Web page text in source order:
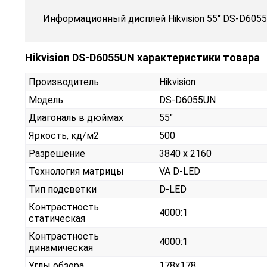
Информационный дисплей Hikvision 55" DS-
Hikvision DS-D6055UN характеристики товара
Производитель
Hikvision
Модель
DS-D6055UN
Диагональ в дюймах
55"
Яркость, кд/м2
500
Разрешение
3840 x 2160
Технология матрицы
VA D-LED
Тип подсветки
D-LED
Контрастность
статическая
4000:1
Контрастность
динамическая
4000:1